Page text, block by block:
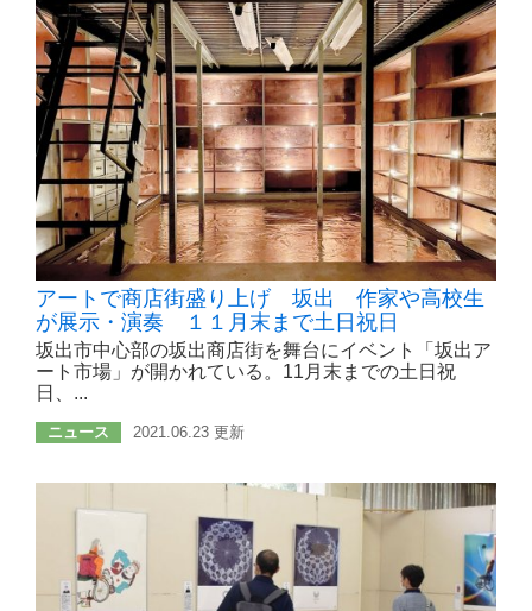
アートで商店街盛り上げ 坂出 作家や高校生
が展示・演奏 １１月末まで土日祝日
坂出市中心部の坂出商店街を舞台にイベント「坂出ア
ート市場」が開かれている。11月末までの土日祝
日、...
ニュース 2021.06.23 更新